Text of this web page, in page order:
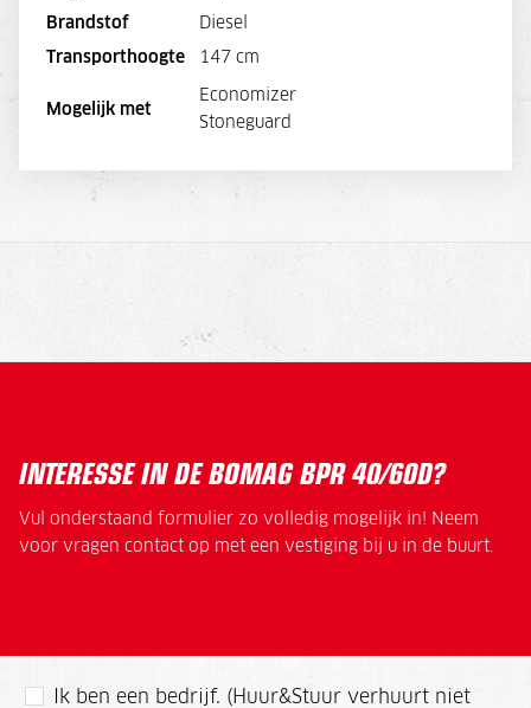
Brandstof Diesel
Transporthoogte 147 cm
Mogelijk met
Economizer
StoneguardDIRECT AANVRAGEN
INTERESSE IN DE BOMAG BPR 40/60D?
Vul onderstaand formulier zo volledig mogelijk in! Neem
voor vragen contact op met een vestiging bij u in de buurt.
Ik ben een bedrijf. (Huur&Stuur verhuurt niet